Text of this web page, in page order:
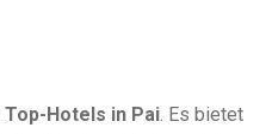
Top-Hotels in Pai . Es bietet